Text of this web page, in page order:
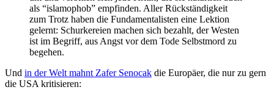
als “islamophob” empfinden. Aller Rückständigkeit
zum Trotz haben die Fundamentalisten eine Lektion
gelernt: Schurkereien machen sich bezahlt, der Westen
ist im Begriff, aus Angst vor dem Tode Selbstmord zu
begehen.
Und in der Welt mahnt Zafer Senocak die Europäer, die nur zu gern
die USA kritisieren: